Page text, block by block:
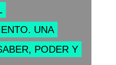
UNA
PODER Y